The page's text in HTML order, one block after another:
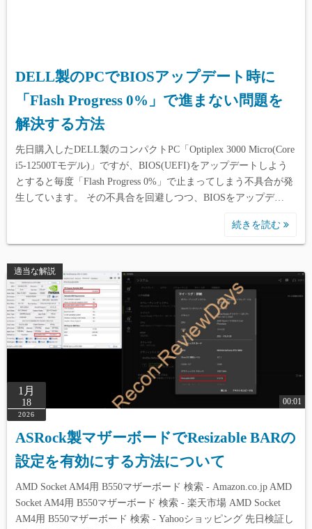
DELL製のPCでBIOSアップデート時に
「Flash Progress 0%」で進まない問題を
解決する方法
先日購入したDELL製のコンパクトPC「Optiplex 3000 Micro(Core
i5-12500Tモデル)」ですが、BIOS(UEFI)をアップデートしよう
とすると毎度「Flash Progress 0%」で止まってしまう不具合が発
生しています。 その不具合を回避しつつ、BIOSをアップデ…
続きを読む
適当な解説
1月
18
2026
00:01
ASRock製マザーボードでResizable BARの
設定を有効にする方法について
AMD Socket AM4用 B550マザーボード 検索 - Amazon.co.jp AMD
Socket AM4用 B550マザーボード 検索 - 楽天市場 AMD Socket
AM4用 B550マザーボード 検索 - Yahooショッピング 先日検証し